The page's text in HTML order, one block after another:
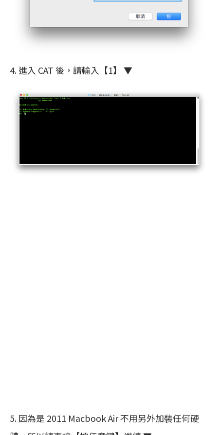
4. 進入 CAT 後，請輸入【1】 ▼
5. 因為是 2011 Macbook Air 不用另外加裝任何硬